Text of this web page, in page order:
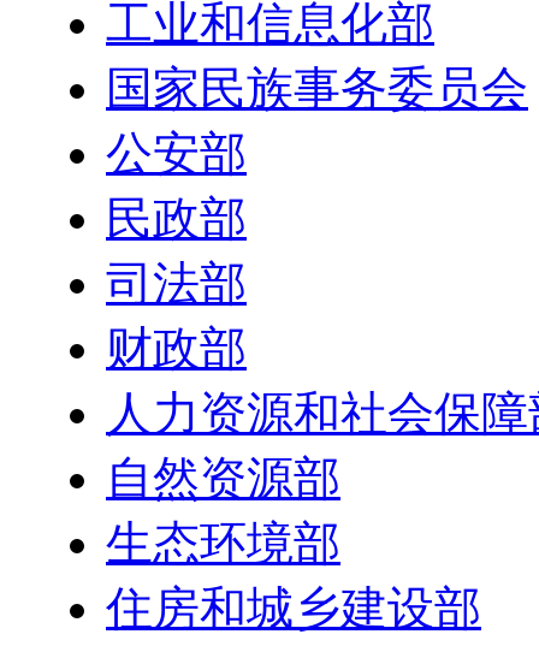
工业和信息化部
国家民族事务委员会
公安部
民政部
司法部
财政部
人力资源和社会保
自然资源部
生态环境部
住房和城乡建设部